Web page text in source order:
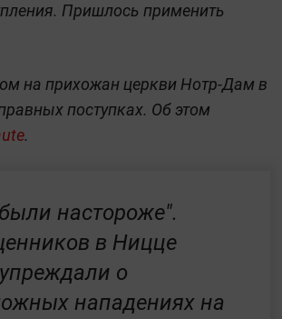
Пришлось применить
на прихожан церкви Нотр-Дам в
поступках. Об этом
.
настороже".
в Ницце
о
нападениях на